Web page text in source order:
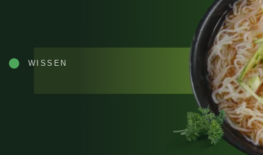
WISSEN